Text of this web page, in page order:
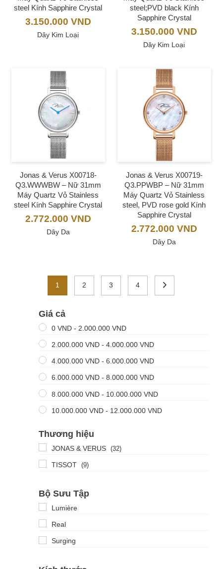
steel Kính Sapphire Crystal
3.150.000 VND
Dây Kim Loại
steel;PVD black Kính
Sapphire Crystal
3.150.000 VND
Dây Kim Loại
Jonas & Verus X00718-
Q3.WWWBW – Nữ 31mm
Máy Quartz Vỏ Stainless
steel Kính Sapphire Crystal
2.772.000 VND
Dây Da
Jonas & Verus X00719-
Q3.PPWBP – Nữ 31mm
Máy Quartz Vỏ Stainless
steel, PVD rose gold Kính
Sapphire Crystal
2.772.000 VND
Dây Da
1 2 3 4
Giá cả
0 VND- 2.000.000 VND
2.000.000 VND- 4.000.000 VND
4.000.000 VND- 6.000.000 VND
6.000.000 VND- 8.000.000 VND
8.000.000 VND- 10.000.000 VND
10.000.000 VND- 12.000.000 VND
Thương hiệu
JONAS & VERUS (32)
TISSOT (9)
Bộ Sưu Tập
Lumière
Real
Surging